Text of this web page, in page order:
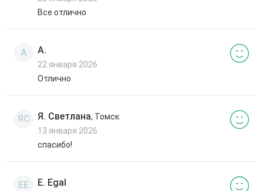
Все отлично
А А.
22 января 2026
Отлично
ЯС Я. Светлана, Томск
13 января 2026
спасибо!
EE E. Egal